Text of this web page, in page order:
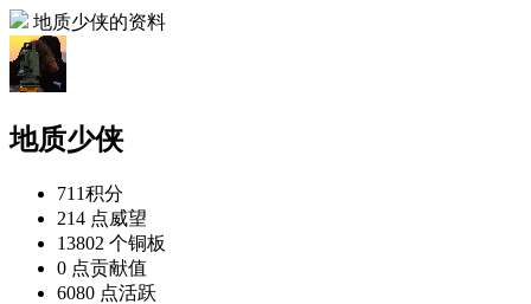
地质少侠的资料
地质少侠
711积分
214 点威望
13802 个铜板
0 点贡献值
6080 点活跃